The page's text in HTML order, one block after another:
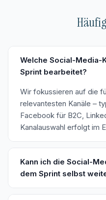
Welche Social-Media-
Sprint bearbeitet?
Wir fokussieren auf die
relevantesten Kanäle –
Facebook für B2C,
Kanalauswahl erfolgt im
Kann ich die Social-
dem Sprint selbst
Ja. Sie erhalten einen